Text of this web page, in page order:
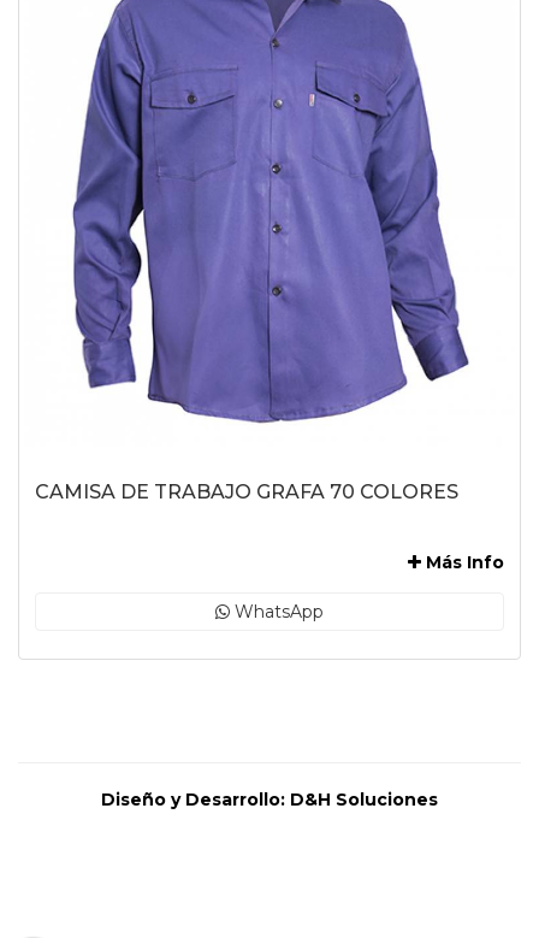
CAMISA DE TRABAJO GRAFA 70 COLORES
Más Info
WhatsApp
Diseño y Desarrollo: D&H Soluciones